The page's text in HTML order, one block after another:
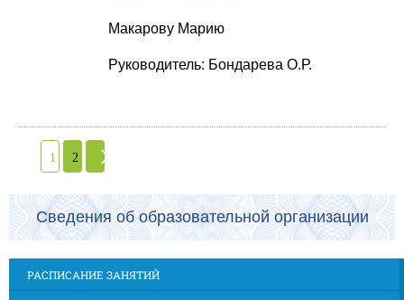
Макарову Марию
Руководитель: Бондарева О.Р.
1 2
Сведения об образовательной организации
РАСПИСАНИЕ ЗАНЯТИЙ